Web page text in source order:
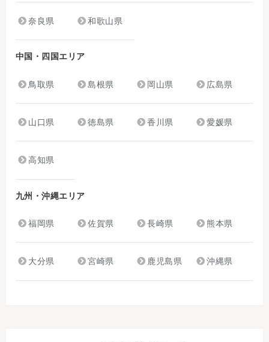
奈良県 和歌山県
中国・四国エリア
鳥取県 島根県 岡山県 広島県
山口県 徳島県 香川県 愛媛県
高知県
九州・沖縄エリア
福岡県 佐賀県 長崎県 熊本県
大分県 宮崎県 鹿児島県 沖縄県